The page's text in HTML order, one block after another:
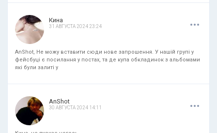
Кина
31 АВГУСТА 2024 23:24 ...
AnShot, Не можу вставити сюди нове запрошення. У нашій групі у
фейсбуці є посилання у постах, та де купа обкладинок з альбомами
які були залиті у
AnShot
30 АВГУСТА 2024 14:11 ...